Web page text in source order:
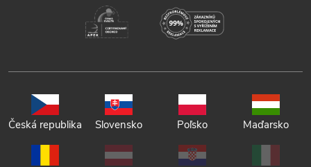
Česká republika Slovensko Poľsko Maďarsko